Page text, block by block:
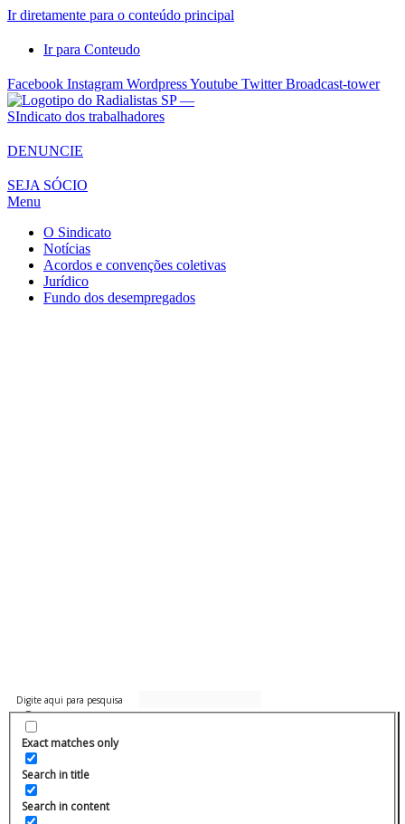
Ir diretamente para o conteúdo principal
Ir para Conteudo
Facebook Instagram WordpressYoutube Twitter Broadcast-tower
Sindicato
Radialistas
de
São
Paulo
Sindicato
DENUNCIE
SEJA SÓCIO
Menu
O Sindicato
Notícias
Acordos e convenções coletivas
Jurídico
Fundo dos desempregados
Exact matches only
Search in title
Search in content